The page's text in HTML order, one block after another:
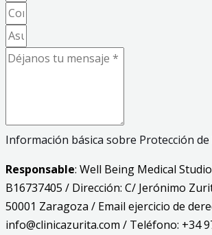
Información básica sobre Protección
Responsable: Well Being Medical Studio
B16737405 / Dirección: C/ Jerónimo
50001 Zaragoza / Email ejercicio de
info@clinicazurita.com / Teléfono: +34